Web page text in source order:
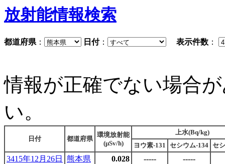
放射能情報検索
都道府県： 日付： 表示件数 ：
情報が正確でない場合
い。
日付 都道府県
環境放射能
(μSv/h)
上水(Bq/kg)
ヨウ素-131 セシウム-134 セ
3415年12月26日 熊本県 0.028 -----
-----